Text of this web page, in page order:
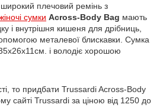
плечовий ремінь з
сумки Across-Body Bag мають
і внутрішня кишеня для дрібниць,
металевої блискавки. Сумка
і володіє хорошою
то придбати Trussardi Across-Body
сайті Trussardi за ціною від 1250 до